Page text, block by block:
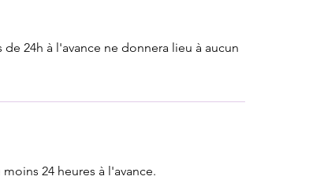
24h à l'avance ne donnera lieu à aucun
24 heures à l'avance.